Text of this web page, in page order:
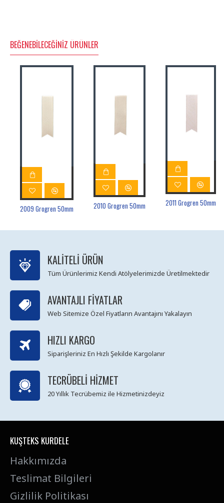
BEĞENEBILECEĞINIZ ÜRÜNLER
2009 Grogren 50mm 2010 Grogren 50mm 2011 Grogren 50mm
KALITELI ÜRÜN
Tüm Ürünlerimiz Kendi Atölyelerimizde Üretilmektedir
AVANTAJLI FIYATLAR
Web Sitemize Özel Fiyatların Avantajını Yakalayın
HIZLI KARGO
Siparişleriniz En Hızlı Şekilde Kargolanır
TECRÜBELI HIZMET
20 Yıllık Tecrübemiz ile Hizmetinizdeyiz
KUŞTEKS KURDELE
Hakkımızda
Teslimat Bilgileri
Gizlilik Politikası